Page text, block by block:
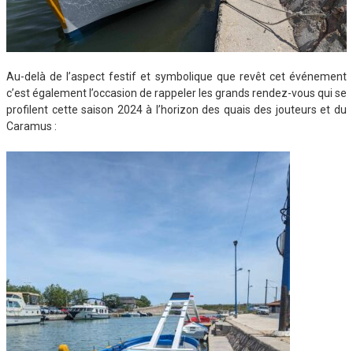
Au-delà de l’aspect festif et symbolique que revêt cet événement
c’est également l’occasion de rappeler les grands rendez-vous qui se
profilent cette saison 2024 à l’horizon des quais des jouteurs et du
Caramus :